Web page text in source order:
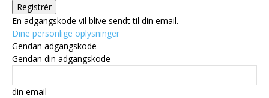
En adgangskode vil blive sendt til din email.
Dine personlige oplysninger
Gendan adgangskode
Gendan din adgangskode
din email